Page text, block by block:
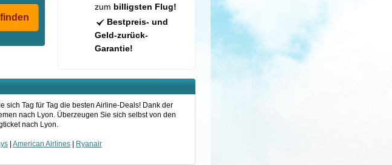
zum billigsten Flug!
Bestpreis- und
Geld-zurück-
Garantie!
Tag für Tag die besten Airline-Deals! Dank der
nach Lyon. Überzeugen Sie sich selbst von den
nach Lyon.
| American Airlines|
Ryanair